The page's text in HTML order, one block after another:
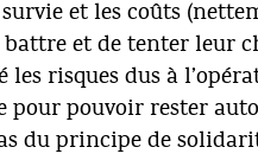
et les coûts
et de tenter leur
les risques dus à
pour pouvoir rester
du principe de